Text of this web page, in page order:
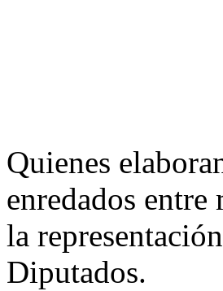
Quienes
enredados
la
Diputados.